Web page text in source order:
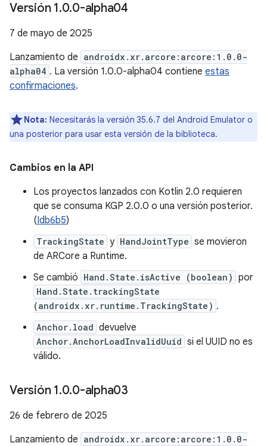
Versión 1.0.0-alpha04
7 de mayo de 2025
Lanzamiento de androidx.xr.arcore:arcore:1.0.0-
alpha04 . La versión 1.0.0-alpha04 contiene estas
confirmaciones.
Nota: Necesitarás la versión 35.6.7 del Android Emulator o
una posterior para usar esta versión de la biblioteca.
Cambios en la API
Los proyectos lanzados con Kotlin 2.0 requieren
que se consuma KGP 2.0.0 o una versión posterior.
(Idb6b5)
TrackingState y HandJointType se movieron
de ARCore a Runtime.
Se cambió Hand.State.isActive (boolean) por
Hand.State.trackingState
(androidx.xr.runtime.TrackingState) .
Anchor.load devuelve
Anchor.AnchorLoadInvalidUuid si el UUID no es
válido.
Versión 1.0.0-alpha03
26 de febrero de 2025
Lanzamiento de androidx.xr.arcore:arcore:1.0.0-